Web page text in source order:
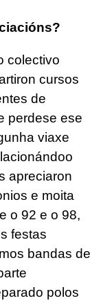
colectivo
cursos
de
perdese ese
viaxe
apreciaron
e moita
o 92 e o 98,
festas
bandas de
polos